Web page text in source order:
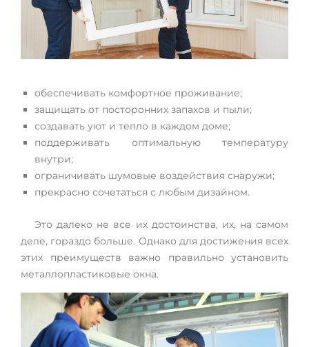
обеспечивать комфортное проживание;
защищать от посторонних запахов и пыли;
создавать уют и тепло в каждом доме;
поддерживать оптимальную температуру
внутри;
ограничивать шумовые воздействия снаружи;
прекрасно сочетаться с любым дизайном.
Это далеко не все их достоинства, их, на самом
деле, гораздо больше. Однако для достижения всех
этих преимуществ важно правильно установить
металлопластиковые окна.